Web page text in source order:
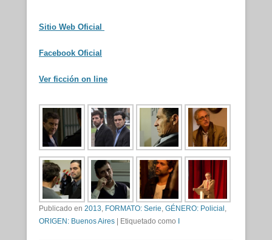
Sitio Web Oficial
Facebook Oficial
Ver ficción on line
Publicado en 2013, FORMATO: Serie, GÉNERO: Policial ,
ORIGEN: Buenos Aires
Etiquetado como